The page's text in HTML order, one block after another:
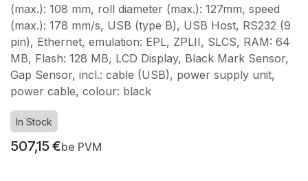
(max.): 108 mm, roll diameter (max.): 127mm, speed
(max.): 178 mm/s, USB (type B), USB Host, RS232 (9
pin), Ethernet, emulation: EPL, ZPLII, SLCS, RAM: 64
MB, Flash: 128 MB, LCD Display, Black Mark Sensor,
Gap Sensor, incl.: cable (USB), power supply unit,
power cable, colour: black
In Stock
507,15 €be PVM